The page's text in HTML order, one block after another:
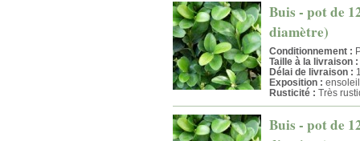
Buis - pot de
diamètre)
Conditionnement :
Taille à la livraison :
Délai de livraison :
Exposition :
Rusticité : Très
Buis - pot de